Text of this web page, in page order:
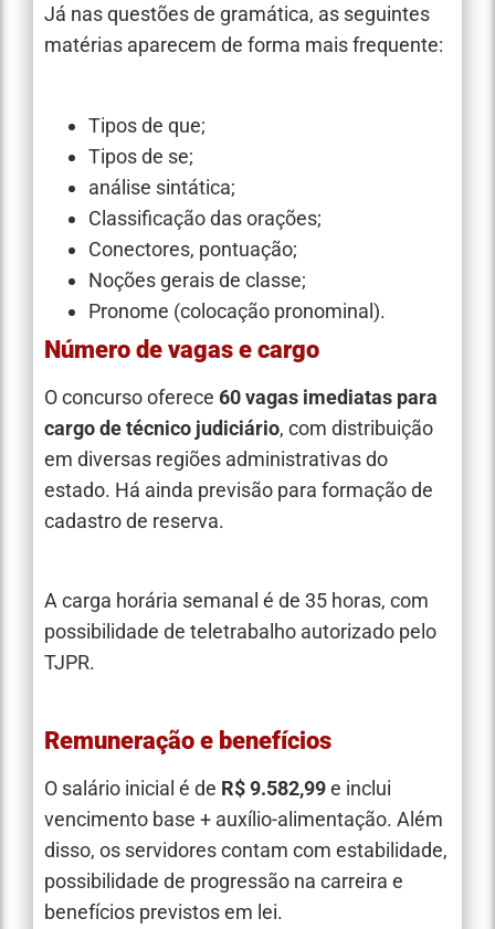
Já nas questões de gramática, as seguintes
matérias aparecem de forma mais frequente:
Tipos de que;
Tipos de se;
análise sintática;
Classificação das orações;
Conectores, pontuação;
Noções gerais de classe;
Pronome (colocação pronominal).
Número de vagas e cargo
O concurso oferece 60 vagas imediatas para
cargo de técnico judiciário, com distribuição
em diversas regiões administrativas do
estado. Há ainda previsão para formação de
cadastro de reserva.
A carga horária semanal é de 35 horas, com
possibilidade de teletrabalho autorizado pelo
TJPR.
Remuneração e benefícios
O salário inicial é de R$ 9.582,99e inclui
vencimento base + auxílio-alimentação. Além
disso, os servidores contam com estabilidade,
possibilidade de progressão na carreira e
benefícios previstos em lei.